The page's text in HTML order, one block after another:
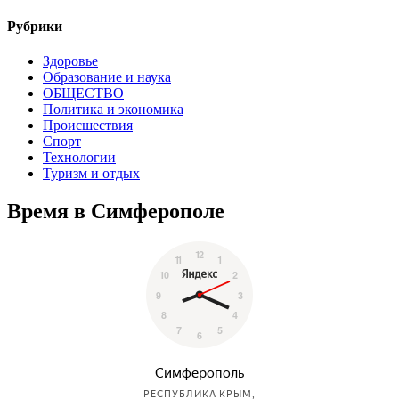
Рубрики
Здоровье
Образование и наука
ОБЩЕСТВО
Политика и экономика
Происшествия
Спорт
Технологии
Туризм и отдых
Время в Симферополе